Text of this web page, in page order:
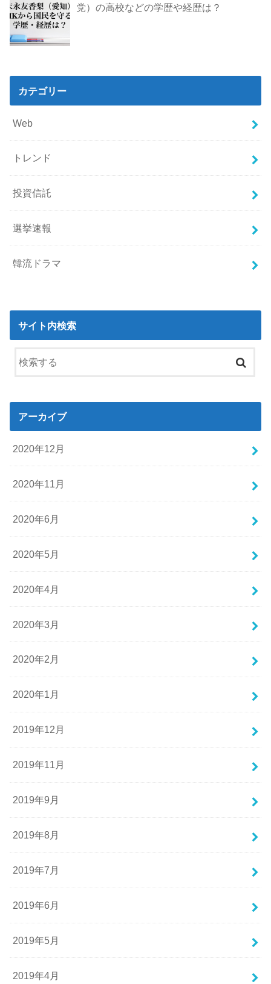
党）の高校などの学歴や経歴は？
カテゴリー
Web
トレンド
投資信託
選挙速報
韓流ドラマ
サイト内検索
アーカイブ
2020年12月
2020年11月
2020年6月
2020年5月
2020年4月
2020年3月
2020年2月
2020年1月
2019年12月
2019年11月
2019年9月
2019年8月
2019年7月
2019年6月
2019年5月
2019年4月